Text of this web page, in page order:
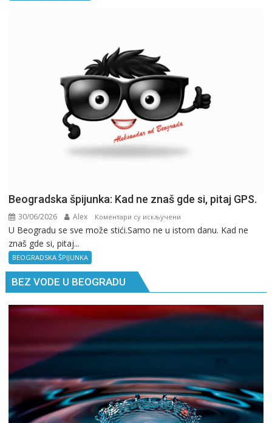
Beogradska špijunka: Kad ne znaš gde si, pitaj GPS.
30/06/2026 Alex Коментари су искључени
Beogradska
si,
U Beogradu se sve može stići.Samo ne u istom danu. Kad ne
znaš gde si, pitaj...
BEOGRADSKA ŠPIJUNKA
BEZ VODE U BEOGRADU